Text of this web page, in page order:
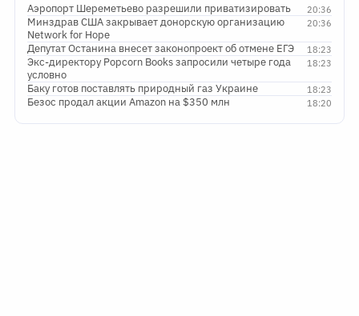
20:36
Аэропорт Шереметьево разрешили приватизировать
20:36
Минздрав США закрывает донорскую организацию
Network for Hope
18:23
Депутат Останина внесет законопроект об отмене ЕГЭ
18:23
Экс-директору Popcorn Books запросили четыре года
условно
18:23
Баку готов поставлять природный газ Украине
18:20
Безос продал акции Amazon на $350 млн